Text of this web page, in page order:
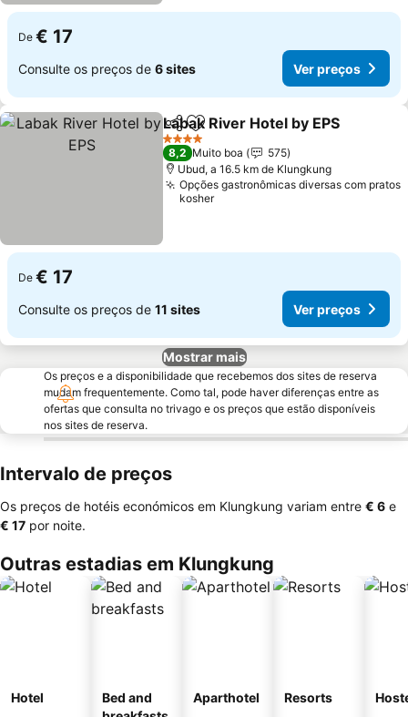
De € 17
Consulte os preços de 6 sites Ver preços
PartilharAdicionar aos favoritos
Labak River Hotel by EPS
4 Estrelas
8,2 Muito boa
575
Ubud, a 16.5 km de Klungkung
Opções gastronômicas diversas com pratos
kosher
De € 17
Consulte os preços de 11 sites Ver preços
Mostrar mais
Os preços e a disponibilidade que recebemos dos sites de reserva
mudam frequentemente. Como tal, pode haver diferenças entre as
ofertas que consulta no trivago e os preços que estão disponíveis
nos sites de reserva.
Intervalo de preços
Os preços de hotéis económicos em Klungkung variam entre ‎€ 6 e
‎€ 17 por noite.
Outras estadias em Klungkung
Hotel
Bed and
Aparthotel Resorts